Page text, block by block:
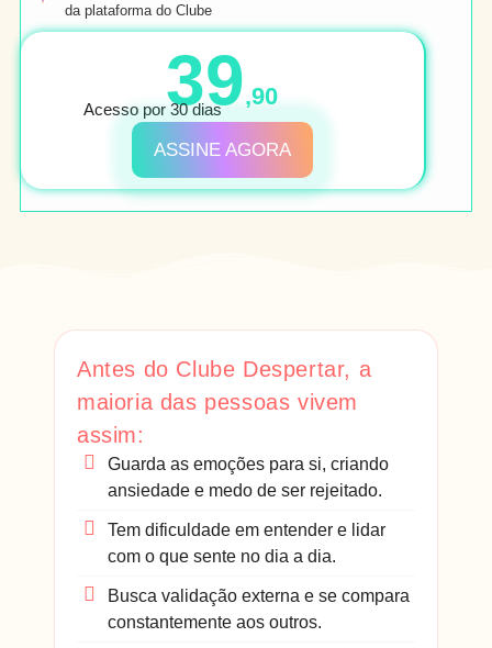
da plataforma do Clube
39,90
Acesso por 30 dias
ASSINE AGORA
Antes do Clube Despertar, a
maioria das pessoas vivem
assim:
Guarda as emoções para si, criando
ansiedade e medo de ser rejeitado.
Tem dificuldade em entender e lidar
com o que sente no dia a dia.
Busca validação externa e se compara
constantemente aos outros.